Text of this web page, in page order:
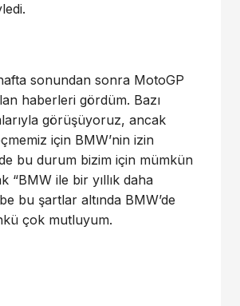
sonundan sonra MotoGP
haberleri gördüm. Bazı
görüşüyoruz, ancak
için BMW’nin izin
bu durum bizim için mümkün
“BMW ile bir yıllık daha
bu şartlar altında BMW’de
çok mutluyum.